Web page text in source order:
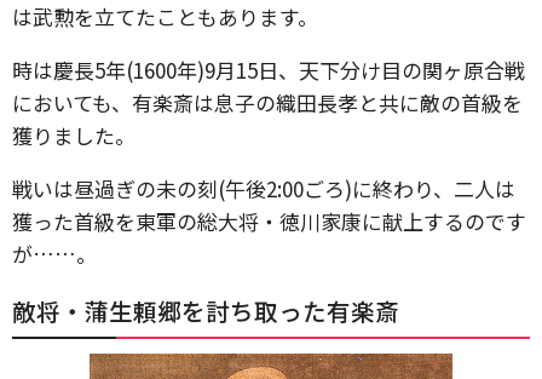
は武勲を立てたこともあります。
時は慶長5年(1600年)9月15日、天下分け目の関ヶ原合戦
においても、有楽斎は息子の織田長孝と共に敵の首級を
獲りました。
戦いは昼過ぎの未の刻(午後2:00ごろ)に終わり、二人は
獲った首級を東軍の総大将・徳川家康に献上するのです
が……。
敵将・蒲生頼郷を討ち取った有楽斎